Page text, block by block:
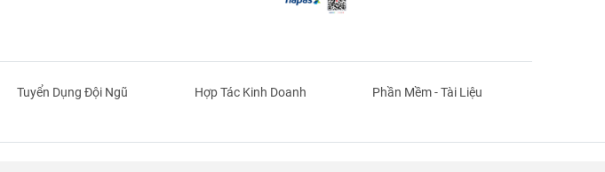
Tuyển Dụng Đội Ngũ Hợp Tác Kinh Doanh
Phần Mềm - Tài Liệu